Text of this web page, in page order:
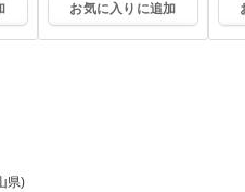
お気に入りに追加
県)